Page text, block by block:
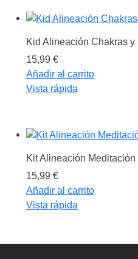
Kid Alineación Chakras y
15,99 €
Añadir al carrito
Vista rápida
Kit Alineación Meditación
15,99 €
Añadir al carrito
Vista rápida